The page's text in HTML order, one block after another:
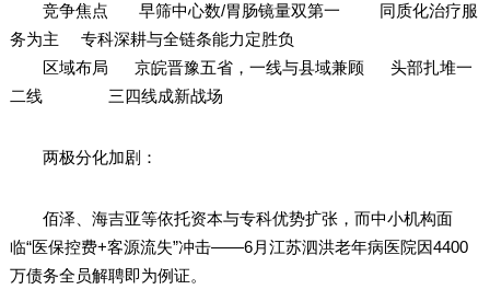
竞争焦点 早筛中心数/胃肠镜量双第一 同质化治疗服
务为主 专科深耕与全链条能力定胜负
区域布局 京皖晋豫五省，一线与县域兼顾 头部扎堆一
二线 三四线成新战场
两极分化加剧：
佰泽、海吉亚等依托资本与专科优势扩张，而中小机构面
临“医保控费+客源流失”冲击——6月江苏泗洪老年病医院因4400
万债务全员解聘即为例证。